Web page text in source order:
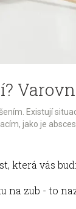
Existují
jako je
která vás
zub - to